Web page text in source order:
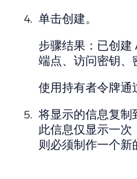
单击创建。
步骤结果 ：已创
端点、 访问密钥、
使用持有者令牌通
将显示的信息复制
此信息仅显示一次
则必须制作一个新